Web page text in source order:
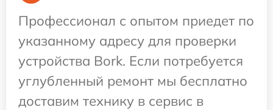
Профессионал с опытом приедет по
указанному адресу для проверки
устройства Bork. Если потребуется
углубленный ремонт мы бесплатно
доставим технику в сервис в